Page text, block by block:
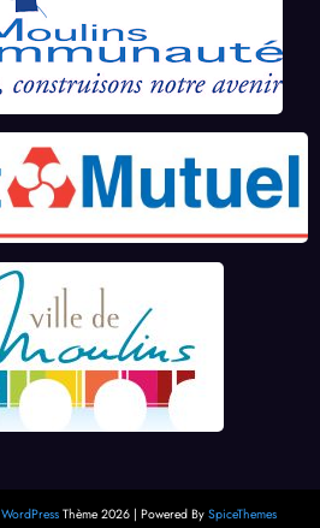
WordPress Thème 2026 | Powered By SpiceThemes